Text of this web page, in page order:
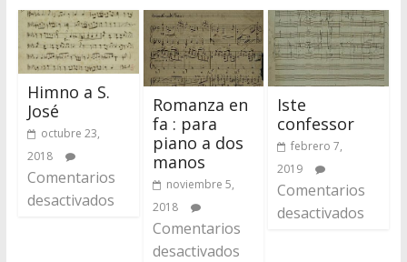
Himno a S.
José
octubre 23,
2018
Comentarios
desactivados
Romanza en
fa : para
piano a dos
manos
noviembre 5,
2018
Comentarios
desactivados
Iste
confessor
febrero 7,
2019
Comentarios
desactivados